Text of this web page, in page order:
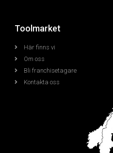
Toolmarket
Här finns vi
Om oss
Bli franchisetagare
Kontakta oss